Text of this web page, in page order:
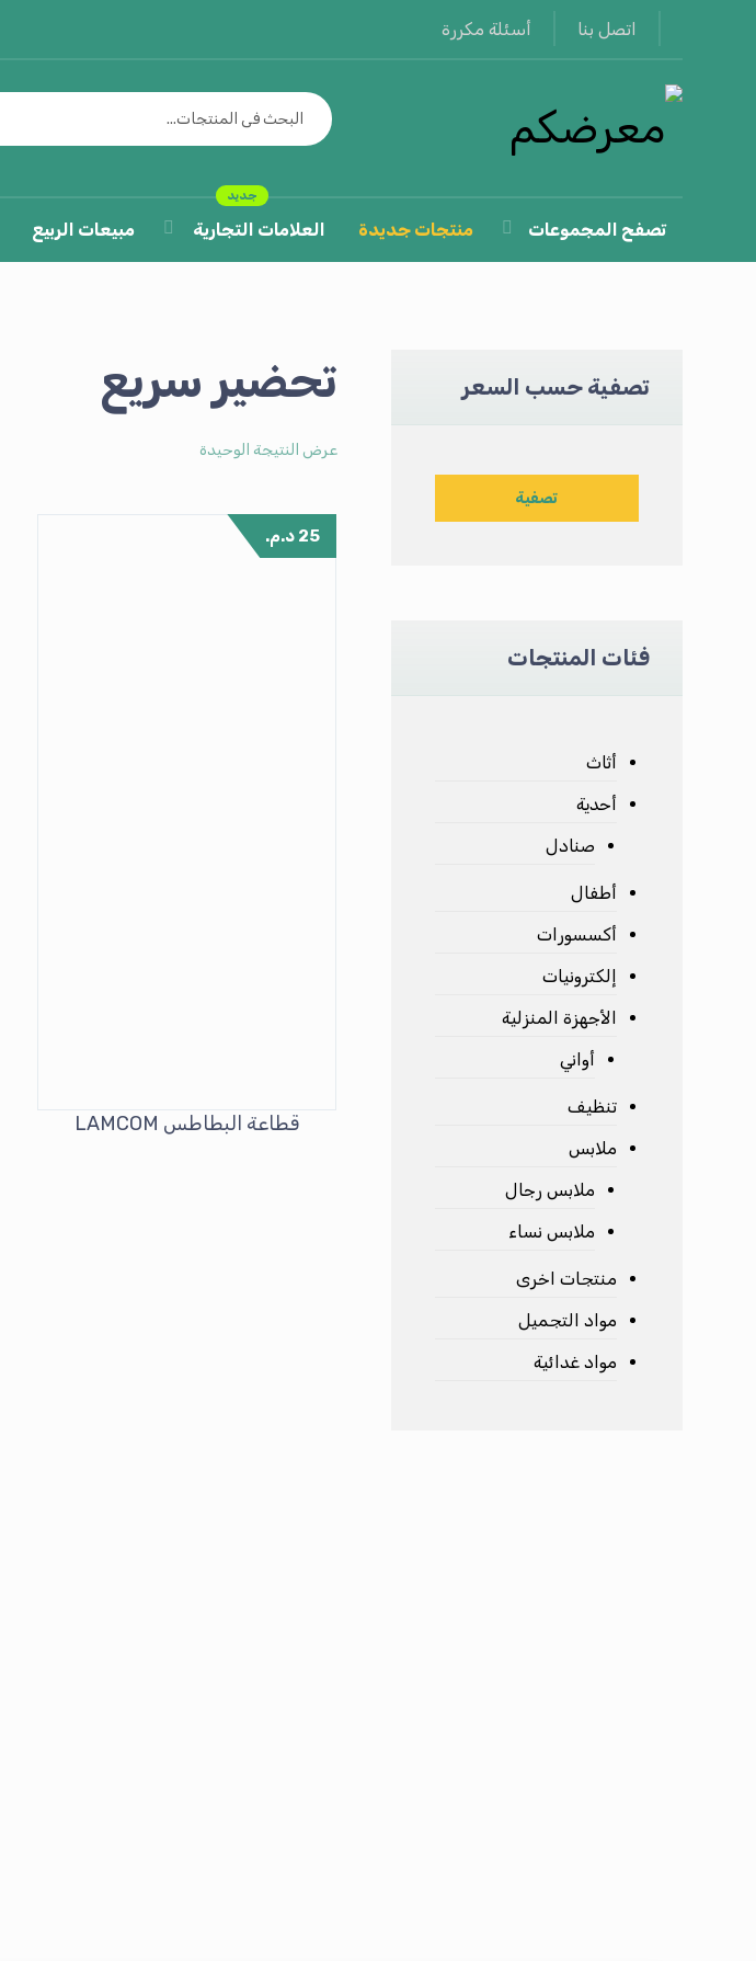
اتصل بنا أسئلة مكررة
تصفح المجموعات منتجات جديدة العلامات التجارية
جديد
مبيعات الربيع
تحضير سريع
عرض النتيجة الوحيدة
قطاعة البطاطس LAMCOM
25 د.م.
تصفية حسب السعر
تصفية
فئات المنتجات
أثاث
أحدية
صنادل
أطفال
أكسسورات
إلكترونيات
الأجهزة المنزلية
أواني
تنظيف
ملابس
ملابس رجال
ملابس نساء
منتجات اخرى
مواد التجميل
مواد غدائية